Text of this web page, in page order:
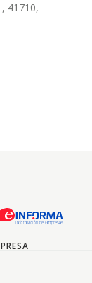
41710,